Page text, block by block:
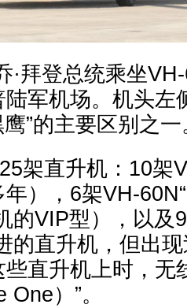
·拜登总统乘坐
军机场。机头左
”的主要区别之一
架直升机：10架
），6架VH-
的VIP型），以及
的直升机，但出
直升机上时，无
）”。